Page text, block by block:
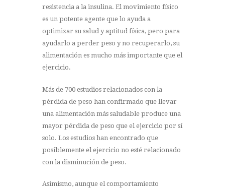
resistencia a la insulina. El movimiento físico
es un potente agente que lo ayuda a
optimizar su salud y aptitud física, pero para
ayudarlo a perder peso y no recuperarlo, su
alimentación es mucho más importante que el
ejercicio.
Más de 700 estudios relacionados con la
pérdida de peso han confirmado que llevar
una alimentación más saludable produce una
mayor pérdida de peso que el ejercicio por sí
solo. Los estudios han encontrado que
posiblemente el ejercicio no esté relacionado
con la disminución de peso.
Asimismo, aunque el comportamiento